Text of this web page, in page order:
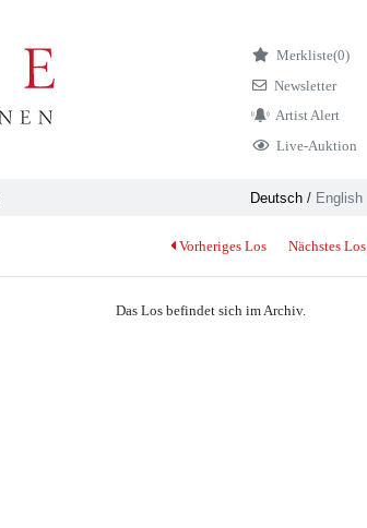
Merkliste(0)
Newsletter
Artist Alert
Live-Auktion
Deutsch/ English
Vorheriges Los Nächstes Los
Das Los befindet sich im Archiv.